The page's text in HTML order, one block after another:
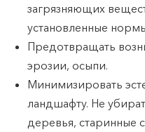
загрязняющих
установленные
Предотвращать
эрозии, осыпи.
Минимизировать
ландшафту. Не
деревья, старинные